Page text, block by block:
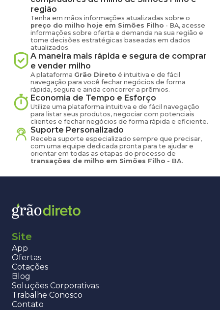
região
Tenha em mãos informações atualizadas sobre o
preço do milho hoje em Simões Filho - BA, acesse
informações sobre oferta e demanda na sua região e
tome decisões estratégicas baseadas em dados
atualizados.
A maneira mais rápida e segura de comprar
e vender milho
A plataforma Grão Direto é intuitiva e de fácil
navegação para você fechar negócios de forma
rápida, segura e ainda concorrer a prêmios.
Economia de Tempo e Esforço
Utilize uma plataforma intuitiva e de fácil navegação
para listar seus produtos, negociar com potenciais
clientes e fechar negócios de forma rápida e eficiente.
Suporte Personalizado
Receba suporte especializado sempre que precisar,
com uma equipe dedicada pronta para te ajudar e
orientar em todas as etapas do processo de
transações de milho em Simões Filho - BA.
Site
App
Ofertas
Cotações
Blog
Soluções Corporativas
Trabalhe Conosco
Contato